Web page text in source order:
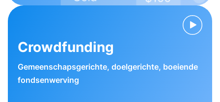
Crowdfunding
Gemeenschapsgerichte, doelgerichte, boeiende
fondsenwerving